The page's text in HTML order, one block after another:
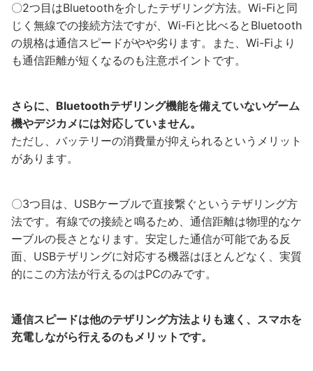
〇2つ目はBluetoothを介したテザリング方法。Wi-Fiと同
じく無線での接続方法ですが、Wi-Fiと比べるとBluetooth
の規格は通信スピードがやや劣ります。また、Wi-Fiより
も通信距離が短くなるのも注意ポイントです。
さらに、Bluetoothテザリング機能を備えていないゲーム
機やデジカメには対応していません。
ただし、バッテリーの消費量が抑えられるというメリット
があります。
〇3つ目は、USBケーブルで直接繋ぐというテザリング方
法です。有線での接続と鳴るため、通信距離は物理的なケ
ーブルの長さとなります。安定した通信が可能である反
面、USBテザリングに対応する機器はほとんどなく、実質
的にこの方法が行えるのはPCのみです。
通信スピードは他のテザリング方法よりも速く、スマホを
充電しながら行えるのもメリットです。